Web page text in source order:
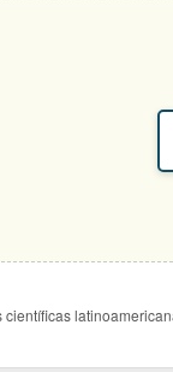
científicas